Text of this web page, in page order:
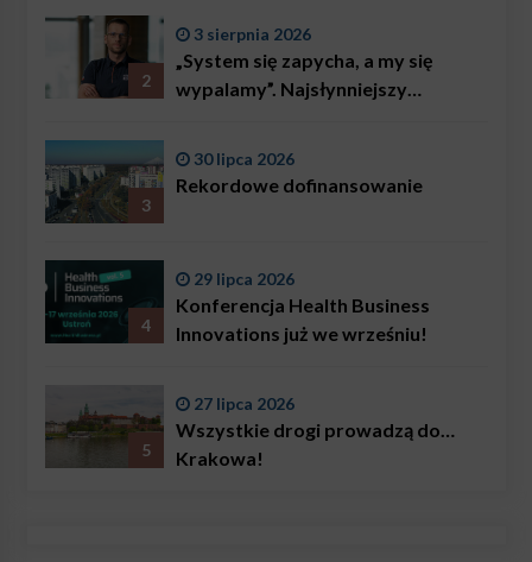
2
3 sierpnia 2026
„System się zapycha, a my się
wypalamy”. Najsłynniejszy
problemem są nie tylko choroby
3
30 lipca 2026
Rekordowe dofinansowanie
4
29 lipca 2026
Konferencja Health Business
Innovations już we wrześniu!
5
27 lipca 2026
Wszystkie drogi prowadzą do…
Krakowa!